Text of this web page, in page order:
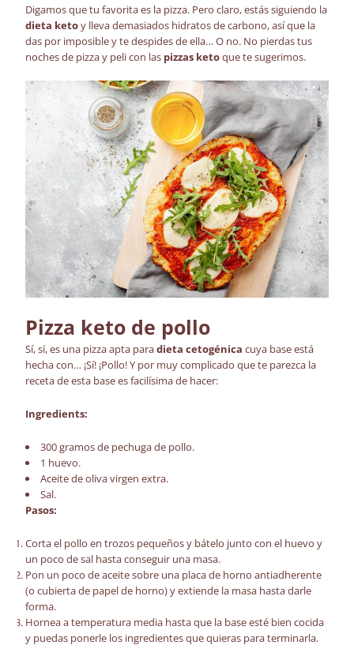
Digamos que tu favorita es la pizza. Pero claro, estás siguiendo la
dieta ketoy lleva demasiados hidratos de carbono, así que la
das por imposible y te despides de ella… O no. No pierdas tus
noches de pizza y peli con las pizzas ketoque te sugerimos.
Pizza keto de pollo
Sí, sí, es una pizza apta paradieta cetogénicacuya base está
hecha con… ¡Sí! ¡Pollo! Y por muy complicado que te parezca la
receta de esta base es facilísima de hacer:
Ingredients:
300 gramos de pechuga de pollo.
1 huevo.
Aceite de oliva virgen extra.
Sal.
Pasos:
Corta el pollo en trozos pequeños y bátelo junto con el huevo y
un poco de sal hasta conseguir una masa.
Pon un poco de aceite sobre una placa de horno antiadherente
(o cubierta de papel de horno) y extiende la masa hasta darle
forma.
Hornea a temperatura media hasta que la base esté bien cocida
y puedas ponerle los ingredientes que quieras para terminarla.